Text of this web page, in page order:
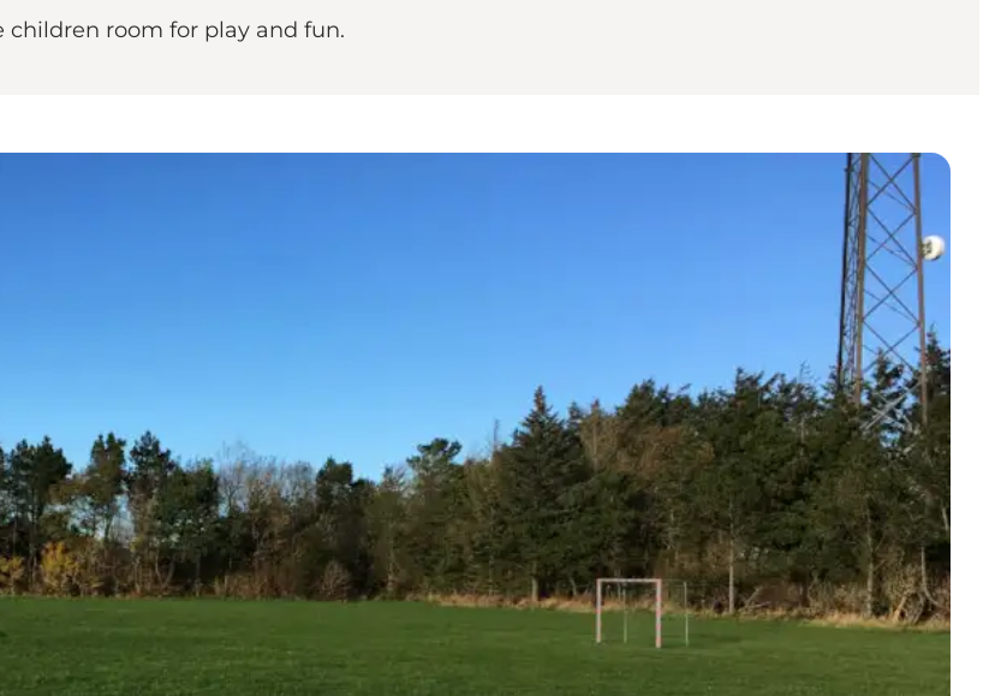
room for play and fun.